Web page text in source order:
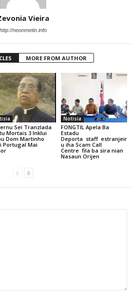
Vieira
http://neonmetin.info
MORE FROM AUTHOR
Sei Tranzlada
Mortais 3 Inklui
Dom Martinho
Portugal Mai
Notisia
FONGTIL Apela Ba
Estadu
Deporta staff estranjeir
u iha Scam Call
Centre fila ba sira nian
Nasaun Orijen